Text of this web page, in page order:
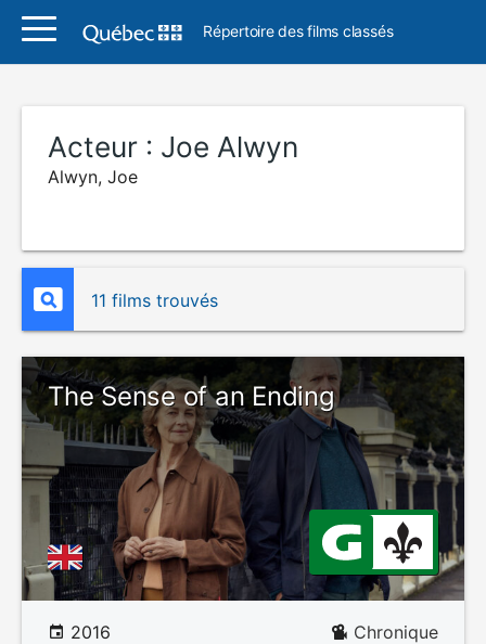
Répertoire des films classés
Acteur : Joe Alwyn
Alwyn, Joe
11 films trouvés
The Sense of an Ending
2016 Chronique